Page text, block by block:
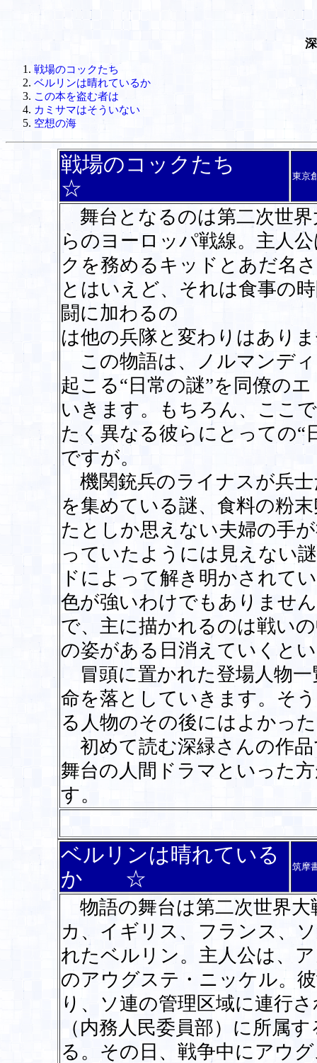
戦場のコックたち
ベルリンは晴れているか
この本を盗む者は
カミサマはそういない
空想の海
戦場のコックたち
☆
東京
舞台となるのは第二次世
らのヨーロッパ戦線。主人
クを務めるキッドとあだ名
とはいえど、それは食事の
闘に加わるの
は他の兵隊と変わりはあり
この物語は、ノルマンデ
起こる“日常の謎”を同僚の
いきます。もちろん、ここ
たく異なる彼らにとっての“
ですが。
機関銃兵のライナスが兵
を集めている謎、食料の粉
たとしか思えない夫婦の手
っていたようには見えない
ドによって解き明かされて
色が強いわけでもありませ
で、主に描かれるのは戦い
の姿がある日消えていくと
冒頭に置かれた登場人物一
命を落としていきます。そ
る人物のその後にはよかっ
初めて読む深緑さんの作
舞台の人間ドラマといった
す。
ベルリンは晴れている
か ☆
筑摩
物語の舞台は第二次世界
カ、イギリス、フランス、
れたベルリン。主人公は、
のアウグステ・ニッケル。
り、ソ連の管理区域に連行
（内務人民委員部）に所属
る。その日、戦争中にアウ